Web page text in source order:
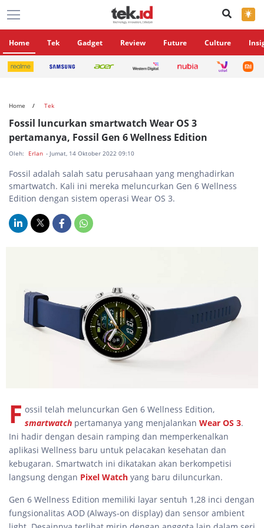
×
Home Tek Gadget Review Future Culture
Home Tek
Fossil luncurkan smartwatch Wear OS 3
pertamanya, Fossil Gen 6 Wellness Edition
Oleh: Erlan - Jumat, 14 Oktober 2022 09:10
Fossil adalah salah satu perusahaan yang menghadirkan
smartwatch. Kali ini mereka meluncurkan Gen 6 Wellness
Edition dengan sistem operasi Wear OS 3.
F ossil telah meluncurkan Gen 6 Wellness Edition,
smartwatch pertamanya yang menjalankan Wear OS 3.
Ini hadir dengan desain ramping dan memperkenalkan
aplikasi Wellness baru untuk pelacakan kesehatan dan
kebugaran. Smartwatch ini dikatakan akan berkompetisi
langsung dengan Pixel Watch yang baru diluncurkan.
Gen 6 Wellness Edition memiliki layar sentuh 1,28 inci dengan
fungsionalitas AOD (Always-on display) dan sensor ambient